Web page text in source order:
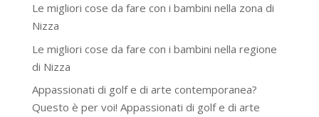
Le migliori cose da fare con i bambini nella zona di
Nizza
Le migliori cose da fare con i bambini nella regione
di Nizza
Appassionati di golf e di arte contemporanea?
Questo è per voi! Appassionati di golf e di arte